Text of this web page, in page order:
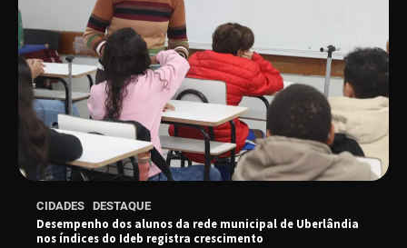
CIDADES DESTAQUE
Desempenho dos alunos da rede municipal de Uberlândia
nos índices do Ideb registra crescimento
“Uma prosa de valor” é o tema da roda de
conversa com o diretor e a produtora do
espetáculo Bárbara
“Tom na Fazenda” retorna à Uberlândia após
sucesso absoluto em 2025
Senac em Uberlândia oferece curso gratuito
de Tricologia e Terapia Capilar